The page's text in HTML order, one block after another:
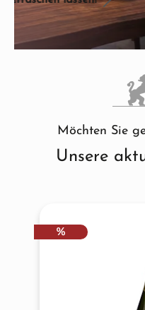
Möchten Sie
Unsere
RABATT
%